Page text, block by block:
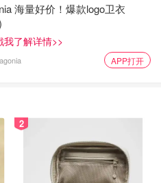
海量好价！爆款logo卫衣
我了解详情>>
APP打开
2